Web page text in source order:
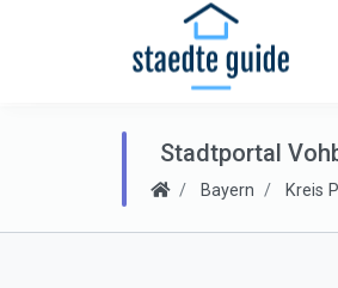
Stadtportal
Bayern Kreis